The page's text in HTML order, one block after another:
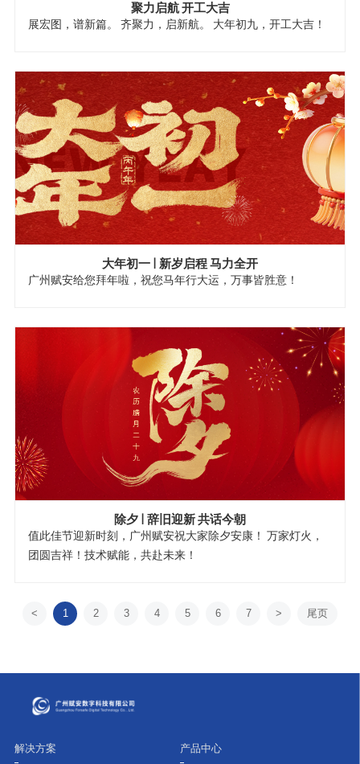
聚力启航 开工大吉
展宏图，谱新篇。 齐聚力，启新航。 大年初九，开工大吉！
大年初一 | 新岁启程 马力全开
广州赋安给您拜年啦，祝您马年行大运，万事皆胜意！
除夕 | 辞旧迎新 共话今朝
值此佳节迎新时刻，广州赋安祝大家除夕安康！ 万家灯火，
团圆吉祥！技术赋能，共赴未来！
< 1 2 3 4 5 6 7 > 尾页
解决方案 产品中心